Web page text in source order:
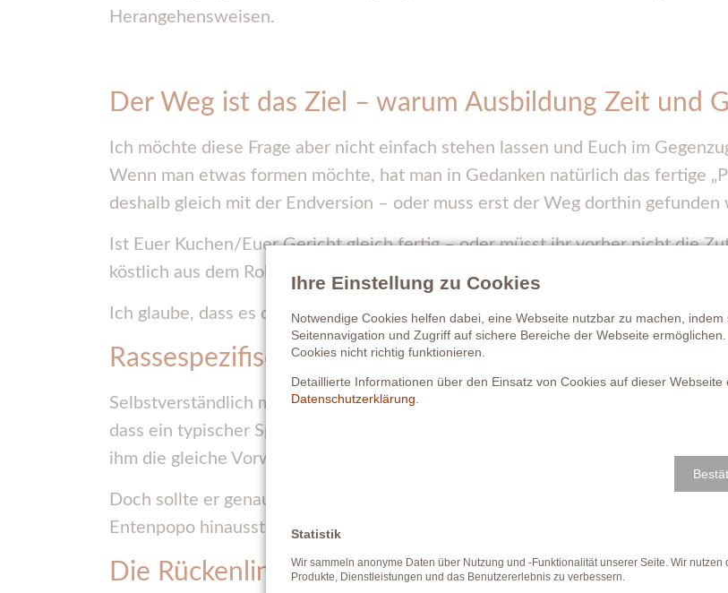
Herangehensweisen.
Der Weg ist das Ziel – warum Ausbildung Zeit und
Ich möchte diese Frage aber nicht einfach stehen lassen und Euch im
Wenn man etwas formen möchte, hat man in Gedanken natürlich das fertige
deshalb gleich mit der Endversion – oder muss erst der Weg dorthin gefunden
Ist Euer Kuchen/Euer Gericht gleich fertig – oder müsst ihr vorher nicht die
köstlich aus dem Rohr duftet?
Ich glaube, dass es dieses Bild recht gut beschreibt – und der Satz: „Der Weg
Rassespezifische Unterschiede: Spanier, Trakehner
Selbstverständlich muss man auch die rassespezifischen Merkmale in eine
dass ein typischer Spanier seine Vorderbeine mehr abwinkelt als ein
ihm die gleiche Vorwärts-abwärts-Haltung verlangen wie von einem Trakehner.
Doch sollte er genauso in der ventralen Kette laufen und nicht den Rücken
Entenpopo hinausstellen.
Die Rückenlinie als Indikator für gesundes Training
Ihre Einstellung zu Cookies
Notwendige Cookies helfen dabei, eine Webseite nutzbar zu machen,
Seitennavigation und Zugriff auf sichere Bereiche der Webseite
Cookies nicht richtig funktionieren.
Detaillierte Informationen über den Einsatz von Cookies auf dieser Webseite
Datenschutzerklärung.
Statistik
Wir sammeln anonyme Daten über Nutzung und -Funktionalität unserer Seite. Wir nutzen
Produkte, Dienstleistungen und das Benutzererlebnis zu verbessern.